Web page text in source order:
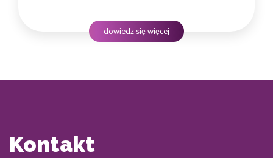
oraz koniecznością podejmowania decyzji wpływających
na bezpieczeństwo ludzi i kondycję całego ekosystemu.
dowiedz się więcej
Kontakt